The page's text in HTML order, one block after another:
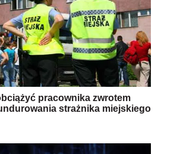
pracownika zwrotem
strażnika miejskiego